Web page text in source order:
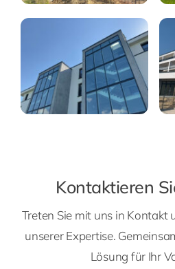
Kontaktieren
Treten Sie mit uns in Kontakt
unserer Expertise.
Lösung für Ihr